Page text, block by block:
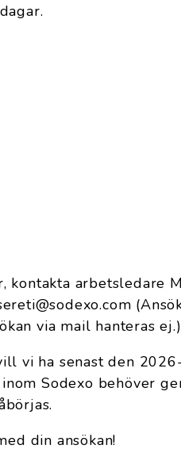
kontakta arbetsledare
via mail hanteras ej.)
vi ha senast den
Sodexo behöver
din ansökan!